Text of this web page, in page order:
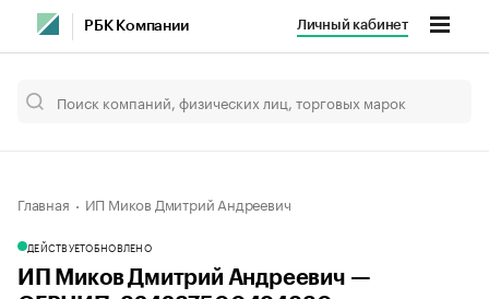
РБК Компании Личный кабинет
Главная ИП Миков Дмитрий Андреевич
ДЕЙСТВУЕТОБНОВЛЕНО
ИП Миков Дмитрий Андреевич —